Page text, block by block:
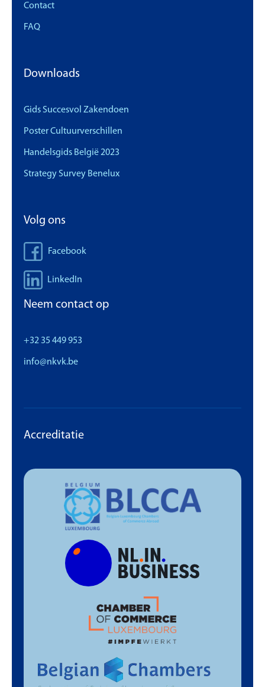
Contact
FAQ
Downloads
Gids Succesvol Zakendoen
Poster Cultuurverschillen
Handelsgids België 2023
Strategy Survey Benelux
Volg ons
Facebook
LinkedIn
Neem contact op
+32 35 449 953
info@nkvk.be
Accreditatie